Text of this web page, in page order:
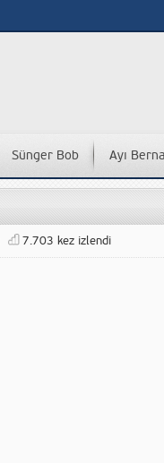
Sünger Bob Ayı
7.703 kez izlendi